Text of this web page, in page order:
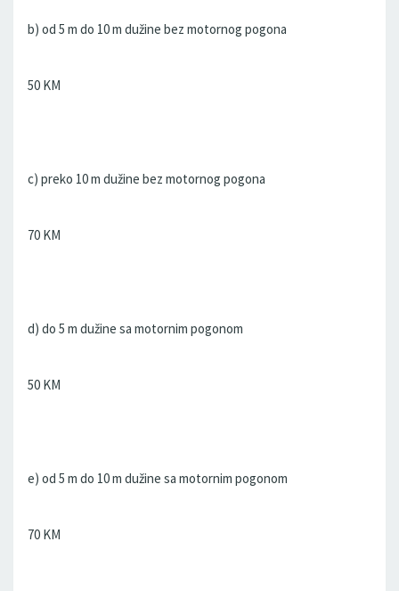
b) od 5 m do 10 m dužine bez motornog pogona
50 KM
c) preko 10 m dužine bez motornog pogona
70 KM
d) do 5 m dužine sa motornim pogonom
50 KM
e) od 5 m do 10 m dužine sa motornim pogonom
70 KM